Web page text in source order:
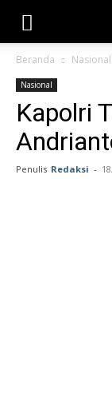
Beranda Nasional
Nasional
Kapolri
Penulis Redaksi -